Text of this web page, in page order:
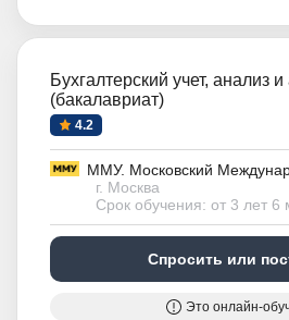
Бухгалтерский учет, анализ и
(бакалавриат)
4.2
ММУ. Московский
г. Москва
Срок обучения: от 3 лет 6
Спросить или
Это онлайн-